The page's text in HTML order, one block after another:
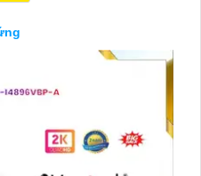
bạn có thể yên tâm về việc
tình huống, đồng thời tiết
việc quản lý hệ thống camera.